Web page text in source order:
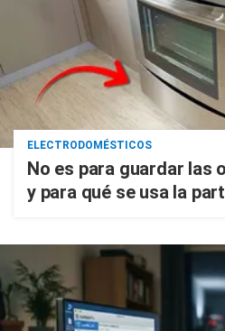
ELECTRODOMÉSTICOS
No es para guardar las
y para qué se usa la